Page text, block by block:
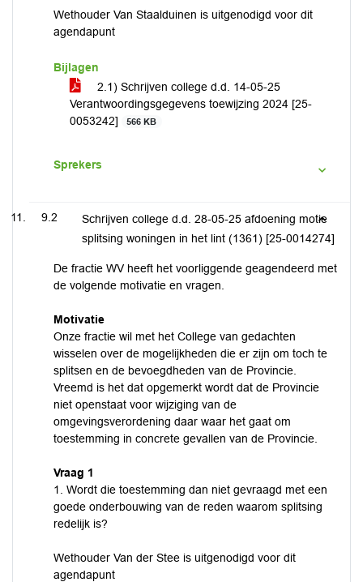
Wethouder Van Staalduinen is uitgenodigd voor dit
agendapunt
Bijlagen
2.1) Schrijven college d.d. 14-05-25
Verantwoordingsgegevens toewijzing 2024 [25-
0053242]
566 KB
Sprekers
9.2
Schrijven college d.d. 28-05-25 afdoening motie
splitsing woningen in het lint (1361) [25-0014274]
De fractie WV heeft het voorliggende geagendeerd met
de volgende motivatie en vragen.
Motivatie
Onze fractie wil met het College van gedachten
wisselen over de mogelijkheden die er zijn om toch te
splitsen en de bevoegdheden van de Provincie.
Vreemd is het dat opgemerkt wordt dat de Provincie
niet openstaat voor wijziging van de
omgevingsverordening daar waar het gaat om
toestemming in concrete gevallen van de Provincie.
Vraag 1
1. Wordt die toestemming dan niet gevraagd met een
goede onderbouwing van de reden waarom splitsing
redelijk is?
Wethouder Van der Stee is uitgenodigd voor dit
agendapunt